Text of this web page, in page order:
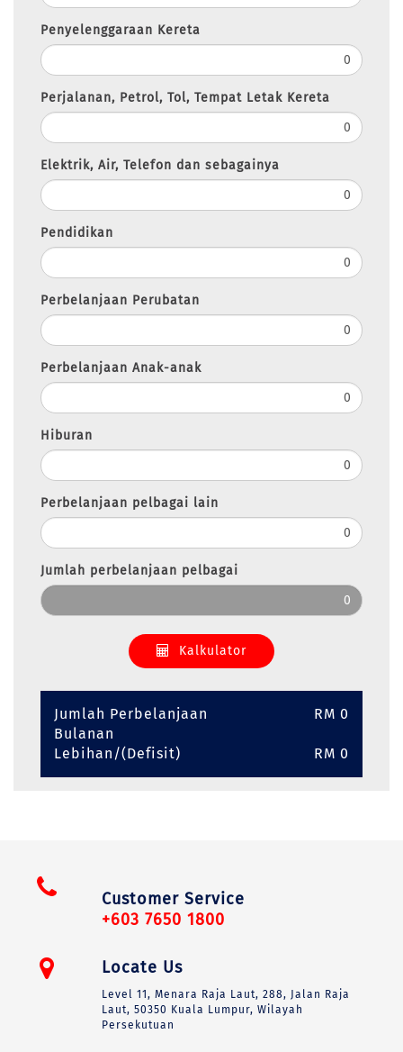
Penyelenggaraan Kereta
Perjalanan, Petrol, Tol, Tempat Letak Kereta
Elektrik, Air, Telefon dan sebagainya
Pendidikan
Perbelanjaan Perubatan
Perbelanjaan Anak-anak
Hiburan
Perbelanjaan pelbagai lain
Jumlah perbelanjaan pelbagai
Kalkulator
Jumlah Perbelanjaan
Bulanan
RM 0
Lebihan/(Defisit) RM 0
Customer Service
+603 7650 1800
Locate Us
Level 11, Menara Raja Laut, 288, Jalan Raja
Laut, 50350 Kuala Lumpur, Wilayah
Persekutuan